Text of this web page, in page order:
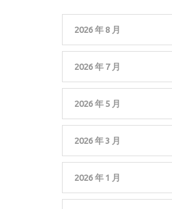
2026 年 8 月
2026 年 7 月
2026 年 5 月
2026 年 3 月
2026 年 1 月